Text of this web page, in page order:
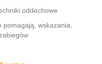
oddechowe
wskazania,